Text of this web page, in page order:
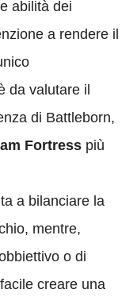
abilità dei
a rendere il
da valutare il
di Battleborn,
Fortress più
a bilanciare la
mentre,
o di
creare una